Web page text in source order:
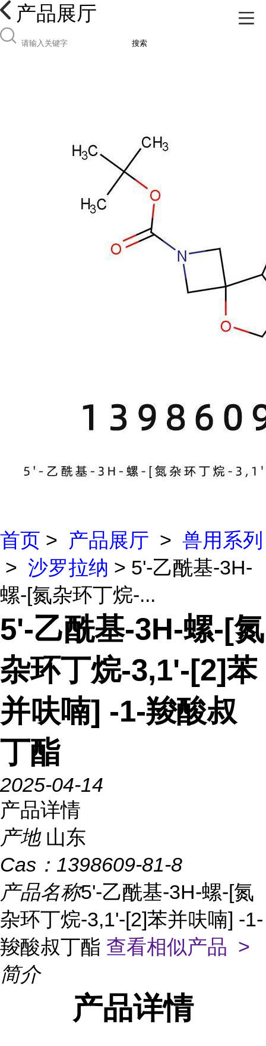
产品展厅
搜索
首页 > 产品展厅 > 兽用系列
> 沙罗拉纳 > 5'-乙酰基-3H-
螺-[氮杂环丁烷-...
5'-乙酰基-3H-螺-[氮
杂环丁烷-3,1'-[2]苯
并呋喃] -1-羧酸叔
丁酯
2025-04-14
产品详情
产地 山东
Cas： 1398609-81-8
产品名称5'-乙酰基-3H-螺-[氮
杂环丁烷-3,1'-[2]苯并呋喃] -1-
羧酸叔丁酯 查看相似产品 >
简介
产品详情